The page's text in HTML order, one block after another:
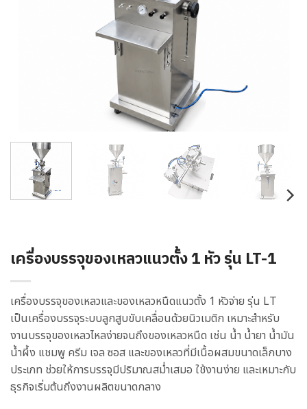
เครื่องบรรจุของเหลวแนวตั้ง 1 หัว รุ่น LT-1
เครื่องบรรจุของเหลวและของเหลวหนืดแนวตั้ง 1 หัวจ่าย รุ่น LT
เป็นเครื่องบรรจุระบบลูกสูบขับเคลื่อนด้วยนิวเมติก เหมาะสำหรับ
งานบรรจุของเหลวไหลง่ายจนถึงของเหลวหนืด เช่น น้ำ น้ำยา น้ำมัน
น้ำผึ้ง แชมพู ครีม เจล ซอส และของเหลวที่มีเนื้อผสมขนาดเล็กบาง
ประเภท ช่วยให้การบรรจุมีปริมาณสม่ำเสมอ ใช้งานง่าย และเหมาะกับ
ธุรกิจเริ่มต้นถึงงานผลิตขนาดกลาง